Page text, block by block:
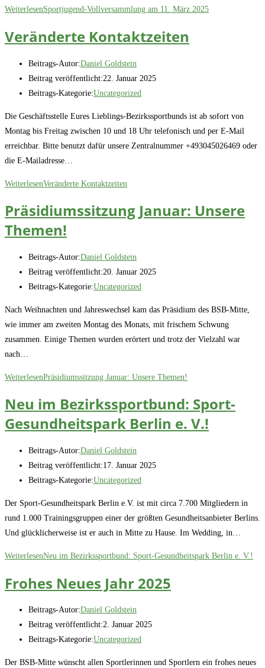
WeiterlesenSportjugend-Vollversammlung am 11. März 2025
Veränderte Kontaktzeiten
Beitrags-Autor:Daniel Goldstein
Beitrag veröffentlicht:22. Januar 2025
Beitrags-Kategorie:Uncategorized
Die Geschäftsstelle Eures Lieblings-Bezirkssportbunds ist ab sofort von
Montag bis Freitag zwischen 10 und 18 Uhr telefonisch und per E-Mail
erreichbar. Bitte benutzt dafür unsere Zentralnummer +493045026469 oder
die E-Mailadresse…
WeiterlesenVeränderte Kontaktzeiten
Präsidiumssitzung Januar: Unsere
Themen!
Beitrags-Autor:Daniel Goldstein
Beitrag veröffentlicht:20. Januar 2025
Beitrags-Kategorie:Uncategorized
Nach Weihnachten und Jahreswechsel kam das Präsidium des BSB-Mitte,
wie immer am zweiten Montag des Monats, mit frischem Schwung
zusammen. Einige Themen wurden erörtert und trotz der Vielzahl war
nach…
WeiterlesenPräsidiumssitzung Januar: Unsere Themen!
Neu im Bezirkssportbund: Sport-
Gesundheitspark Berlin e. V.!
Beitrags-Autor:Daniel Goldstein
Beitrag veröffentlicht:17. Januar 2025
Beitrags-Kategorie:Uncategorized
Der Sport-Gesundheitspark Berlin e.V. ist mit circa 7.700 Mitgliedern in
rund 1.000 Trainingsgruppen einer der größten Gesundheitsanbieter Berlins.
Und glücklicherweise ist er auch in Mitte zu Hause. Im Wedding, in…
WeiterlesenNeu im Bezirkssportbund: Sport-Gesundheitspark Berlin e. V.!
Frohes Neues Jahr 2025
Beitrags-Autor:Daniel Goldstein
Beitrag veröffentlicht:2. Januar 2025
Beitrags-Kategorie:Uncategorized
Der BSB-Mitte wünscht allen Sportlerinnen und Sportlern ein frohes neues